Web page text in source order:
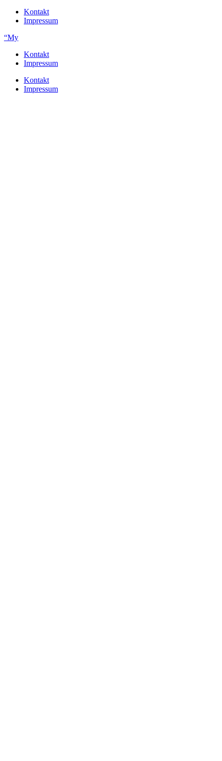
Kontakt
Impressum
“My
Kontakt
Impressum
Kontakt
Impressum